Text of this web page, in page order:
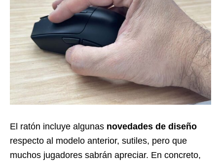
El ratón incluye algunas novedades de diseño
respecto al modelo anterior, sutiles, pero que
muchos jugadores sabrán apreciar. En concreto,